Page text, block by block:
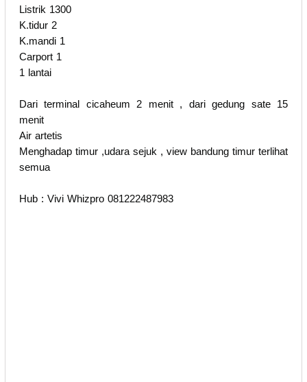
Listrik 1300
K.tidur 2
K.mandi 1
Carport 1
1 lantai
Dari terminal cicaheum 2 menit , dari gedung sate 15
menit
Air artetis
Menghadap timur ,udara sejuk , view bandung timur terlihat
semua
Hub : Vivi Whizpro 081222487983